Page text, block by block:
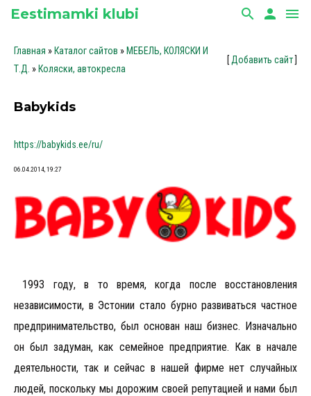
Eestimamki klubi search person menu
Главная » Каталог сайтов » МЕБЕЛЬ, КОЛЯСКИ И
Т.Д. » Коляски, автокресла
[ Добавить сайт]
Babykids
https://babykids.ee/ru/
06.04.2014, 19:27
1993 году, в то время, когда после восстановления
независимости, в Эстонии стало бурно развиваться частное
предпринимательство, был основан наш бизнес. Изначально
он был задуман, как семейное предприятие. Как в начале
деятельности, так и сейчас в нашей фирме нет случайных
людей, поскольку мы дорожим своей репутацией и нами был